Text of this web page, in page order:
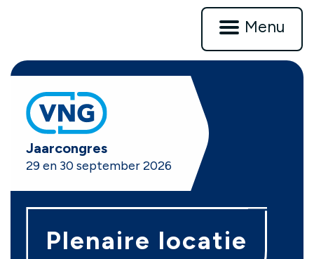
Menu
VNG
Jaarcongres
29 en 30 september 2026
Plenaire locatie